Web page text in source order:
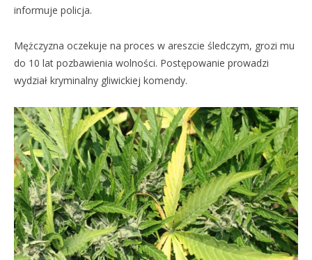
informuje policja.
Mężczyzna oczekuje na proces w areszcie śledczym, grozi mu
do 10 lat pozbawienia wolności. Postępowanie prowadzi
wydział kryminalny gliwickiej komendy.